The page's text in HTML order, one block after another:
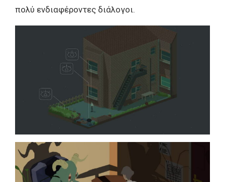
πολύ ενδιαφέροντες διάλογοι.